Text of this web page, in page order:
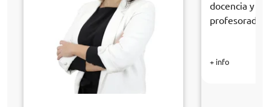
docencia y
profesorado
+ info